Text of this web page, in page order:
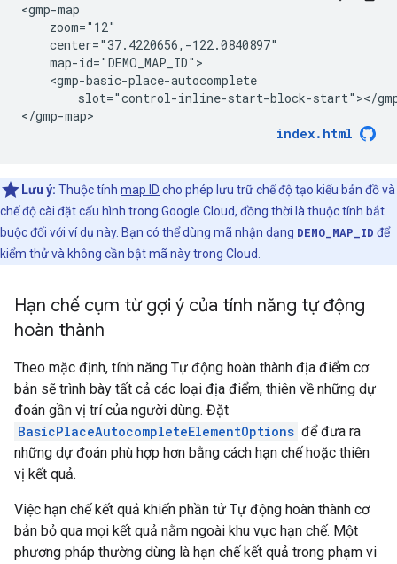
<gmp-map
    zoom="12"
    center="37.4220656,-122.0840897"
    map-id="DEMO_MAP_ID">
    <gmp-basic-place-autocomplete
slot="control-inline-start-block-start"></
</gmp-map>
index.html
Lưu ý: Thuộc tính map ID cho phép lưu trữ chế độ tạo kiểu bản đồ và
chế độ cài đặt cấu hình trong Google Cloud, đồng thời là thuộc tính bắt
buộc đối với ví dụ này. Bạn có thể dùng mã nhận dạng DEMO_MAP_ID để
kiểm thử và không cần bật mã này trong Cloud.
Hạn chế cụm từ gợi ý của tính năng tự động
hoàn thành
Theo mặc định, tính năng Tự động hoàn thành địa điểm cơ
bản sẽ trình bày tất cả các loại địa điểm, thiên về những dự
đoán gần vị trí của người dùng. Đặt
BasicPlaceAutocompleteElementOptions để đưa ra
những dự đoán phù hợp hơn bằng cách hạn chế hoặc thiên
vị kết quả.
Việc hạn chế kết quả khiến phần tử Tự động hoàn thành cơ
bản bỏ qua mọi kết quả nằm ngoài khu vực hạn chế. Một
phương pháp thường dùng là hạn chế kết quả trong phạm vi